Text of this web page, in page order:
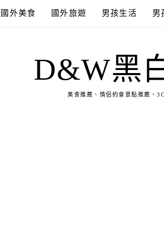
國外美食 國外旅遊 男孩生活 男
D&W黑
美食推薦、情侶約會景點推薦、